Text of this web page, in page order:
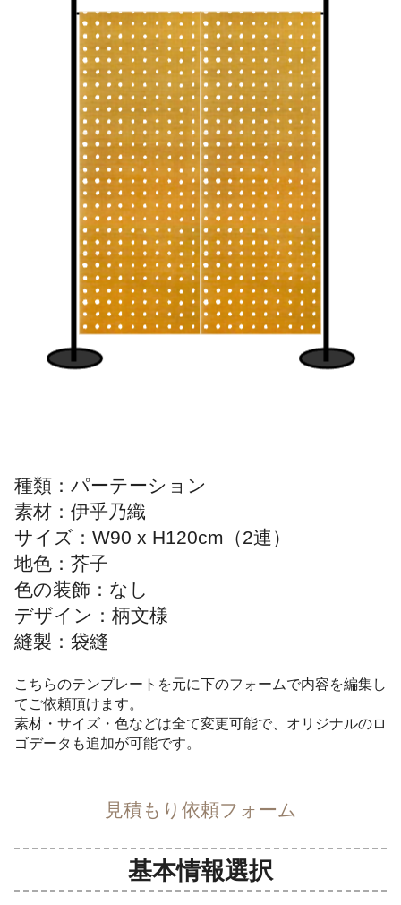
種類：パーテーション
素材：伊乎乃織
サイズ：W90 x H120cm（2連）
地色：芥子
色の装飾：なし
デザイン：柄文様
縫製：袋縫
こちらのテンプレートを元に下のフォームで内容を編集し
てご依頼頂けます。
素材・サイズ・色などは全て変更可能で、オリジナルのロ
ゴデータも追加が可能です。
見積もり依頼フォーム
基本情報選択